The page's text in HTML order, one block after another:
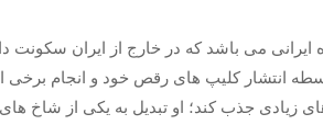
می باشد که در خارج از ایران سکونت
انتشار کلیپ های رقص خود و انجام
زیادی جذب کند؛ او تبدیل به یکی از شاخ